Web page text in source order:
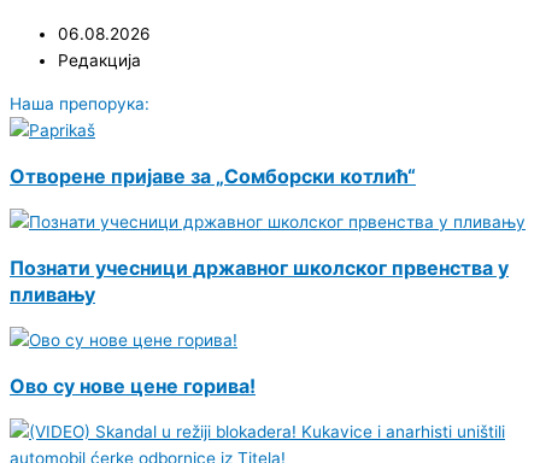
06.08.2026
Редакција
Наша препорука:
Отворене пријаве за „Сомборски котлић“
Познати учесници државног школског првенства у
пливању
Ово су нове цене горива!